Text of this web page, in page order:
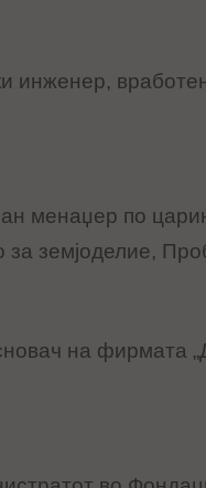
инженер,
менаџер по
за земјоделие,
на фирмата